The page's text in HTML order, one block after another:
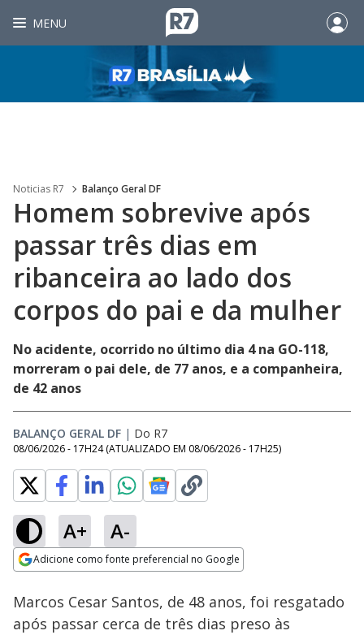
MENU
Noticias R7 Balanço Geral DF
Homem sobrevive após
passar três dias em
ribanceira ao lado dos
corpos do pai e da mulher
No acidente, ocorrido no último dia 4 na GO-118,
morreram o pai dele, de 77 anos, e a companheira,
de 42 anos
BALANÇO GERAL DF | Do R7
08/06/2026 - 17H24 (ATUALIZADO EM 08/06/2026 - 17H25)
A+ A-
Adicione como fonte preferencial no Google
Ativar
Loaded:
17.81%
Marcos Cesar Santos, de 48 anos, foi resgatado
após passar cerca de três dias preso às